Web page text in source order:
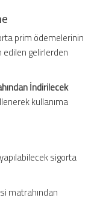
prim ödemelerinin
edilen gelirlerden
İndirilecek
kullanıma
sigorta
matrahından